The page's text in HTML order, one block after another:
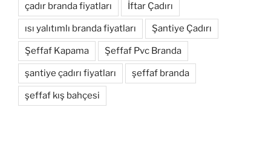
çadır branda fiyatları İftar Çadırı
ısı yalıtımlı branda fiyatları Şantiye Çadırı
Şeffaf Kapama Şeffaf Pvc Branda
şantiye çadırı fiyatları şeffaf branda
şeffaf kış bahçesi